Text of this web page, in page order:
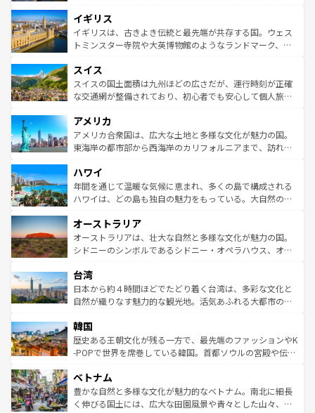
いる。シャンパンの発祥地であるランス、プロヴァンスの
香り高いラベンダー畑など、多彩な楽しみ方が可能だ。さ
らに、パリ以外の地域にも魅力が溢れており、どの街角に
れる地方に足を運ぶとそれぞれで全く異なる文化を体験で
きるだろう。 なお、新着のフランス情報はコンテンツ一覧
を参照してほしい。
顔を持つこの国は、どこを歩いても飽きることがない。ベ
ルリンの文化的活気、バイエルン州のアルプスの絶景、そ
してライン川沿いのワイン畑といった風景は必見。ビール
は、お酒好きな人にはぜひ体験してほしい。 なお、新着の
ドイツ情報はコンテンツ一覧を参照してほしい。
イギリス
イギリスは、古きよき伝統と最先端が共存する国。ウェス
トミンスター寺院や大英博物館のようなランドマーク、歴
リアごとに異なる魅力がある。また、優雅なアフタヌーン
ティー、ビール好きにはたまらない英国パブ、サッカー観
戦など、本場だからこそできる体験も豊富。イギリスを旅
ンツ一覧を参照してほしい。
スイス
スイスの国土面積は九州ほどの広さだが、運行時刻が正確
な交通網が整備されており、初心者でも安心して個人旅行
の建物がそのまま残る町や、スイスならではのユニークな
博物館もあり、アルプス観光だけでなく町歩きも満喫する
ことができる。国民の所得が高いため物価も高いが、旅行
ば市内交通費無料で観光を楽しむこともできる。 なお、新
着のスイス情報はコンテンツ一覧 を参照してほしい。
アメリカ
アメリカ合衆国は、広大な土地と多様な文化が魅力の国。
東海岸の都市部から西海岸のカリフォルニアまで、訪れる
のような巨大都市は、観光、ショッピング、エンターテイ
ンメントが詰まった刺激的なスポットだ。一方、アメリカ
西部には大自然が広がり、グランドキャニオンやイエロー
部のニューオーリンズでは、音楽と美食が融合した独特の
文化が魅力。旅行者はアメリカの各地域で異なる魅力を楽
しみながら、その多様性と豊かな歴史を感じることができ
ならではの贅沢な旅のスタイルだ。 なお、新着のアメリカ
情報はコンテンツ一覧を参照してほしい。
ハワイ
年間を通じて温暖な気候に恵まれ、多くの島で構成される
ハワイは、どの島も独自の魅力をもっている。大自然の神
ワイ島は見逃せない。また、定番の観光地といえばオアフ
島だが、静かな自然を求めるならマウイ島やカウアイ島が
おすすめ。エメラルドグリーンに輝く海をはじめ、豊かな
れるおもてなしの心で訪れる人々を迎えてくれるハワイの
人々、おいしいローカルフードやハワイアンミュージッ
ク、伝統的なフラダンスなど、すべてがハワイの魅力を彩
ワイを、存分に味わってほしい。 なお、新着のハワイ情報
はコンテンツ一覧を参照してほしい。
オーストラリア
オーストラリアは、壮大な自然と多様な文化が魅力の国。
シドニーのシンボルであるシドニー・オペラハウス、オー
リアリーフや大陸中央部にそびえるウルル（エアーズロッ
ク）、タスマニアの美しい原生林やケアンズの熱帯雨林な
ど、見どころがたくさん。また、カフェやワイン、オージ
いる。アクティビティも充実しており、サーフィンやダイ
ビング、ハイキングなど、アウトドア好きにはたまらな
い。オーストラリアの多彩な魅力を存分に味わいつくそ
参照してほしい。
台湾
日本から約４時間ほどでたどり着く台湾は、多彩な文化と
自然が織りなす魅力的な観光地。活気あふれる大都市の台
ン）、静ひつな山岳地帯である台湾東部など、都市の喧騒
と山間の静けさが共存しており、訪れる人に新しい発見と
驚きをもたらしてくれる。また、奥深い台湾の食文化も魅
容にもいいと評判のスイーツなど、バラエティ豊かな料理
が味わえる。 なお、新着の台湾情報は コンテンツ一覧を参
照してほしい。
韓国
歴史ある王朝文化が残る一方で、最先端のファッションやK
-POPで世界を席巻している韓国。首都ソウルの宮殿や伝統
き、地方に足を延ばせば四季折々の自然美を楽しむことが
できる。そして、キムチや焼肉、絶品のストリートフード
まで、さまざまな韓国料理が待っている。夜には、韓国な
ベトナム
豊かな自然と多様な文化が魅力的なベトナム。南北に細長
く伸びる国土には、広大な田園風景や青々とした山々、世